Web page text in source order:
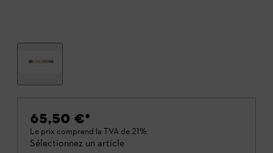
65,50 €*
Le prix comprend la TVA de 21%.
Sélectionnez un article